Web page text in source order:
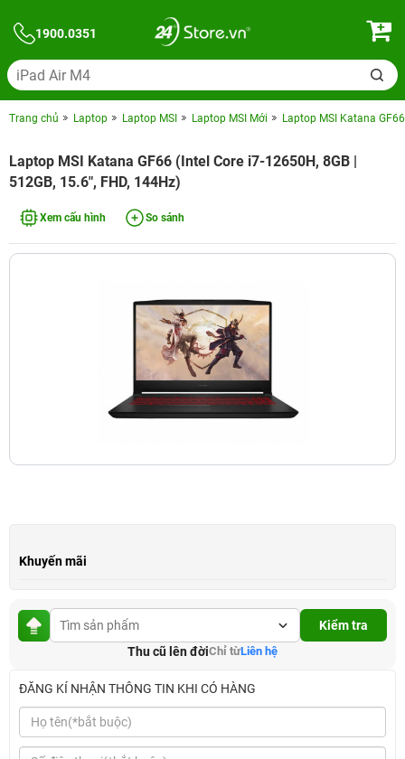
1900.0351
Trang chủ Laptop Laptop MSI Laptop MSI Mới Laptop MSI Katana
Laptop MSI Katana GF66 (Intel Core i7-12650H, 8GB |
512GB, 15.6", FHD, 144Hz)
Xem cấu hình So sánh
Khuyến mãi
Kiểm tra
Thu cũ lên đờiChỉ từLiên hệ
ĐĂNG KÍ NHẬN THÔNG TIN KHI CÓ HÀNG